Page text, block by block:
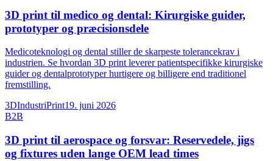
3D print til medico og dental: Kirurgiske guider,
prototyper og præcisionsdele
Medicoteknologi og dental stiller de skarpeste tolerancekrav i
industrien. Se hvordan 3D print leverer patientspecifikke kirurgiske
guider og dentalprototyper hurtigere og billigere end traditionel
fremstilling.
3DIndustriPrint19. juni 2026
B2B
3D print til aerospace og forsvar: Reservedele, jigs
og fixtures uden lange OEM lead times